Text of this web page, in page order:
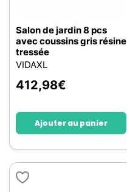
Salon de jardin 8 pcs
avec coussins gris résine
tressée
VIDAXL
412,98€
Ajouter au panier